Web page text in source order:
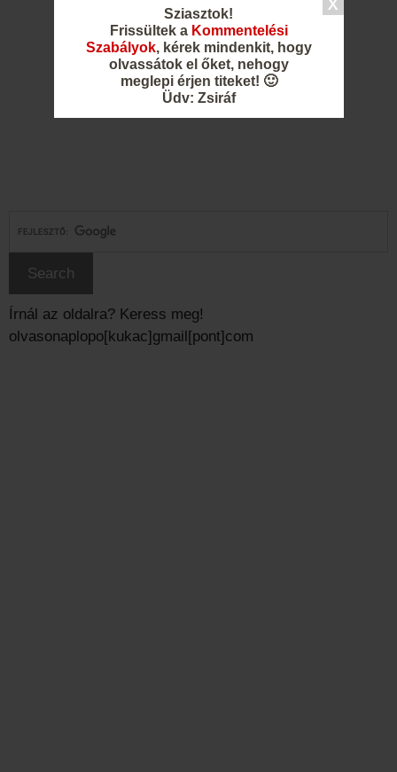
Sziasztok!
Frissültek a Kommentelési
Szabályok, kérek mindenkit, hogy
olvassátok el őket, nehogy
meglepi érjen titeket! 🙂
Üdv: Zsiráf
Írnál az oldalra? Keress meg!
olvasonaplopo[kukac]gmail[pont]com